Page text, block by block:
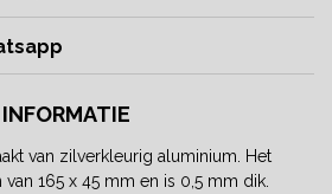
INFORMATIE
van zilverkleurig aluminium. Het
165 x 45 mm en is 0,5 mm dik.